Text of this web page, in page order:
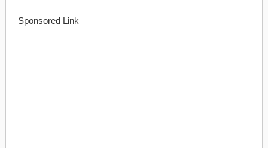
Sponsored Link